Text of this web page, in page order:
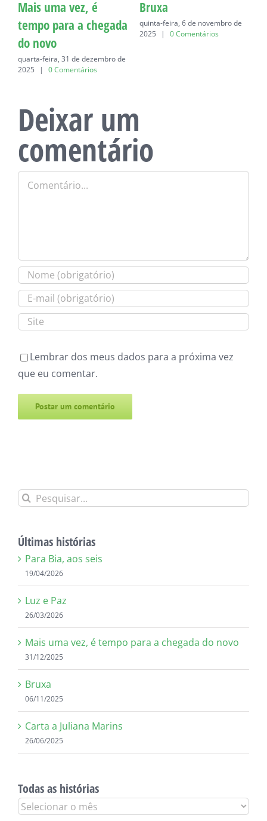
Mais uma vez, é
tempo para a chegada
do novo
quarta-feira, 31 de dezembro de
2025
| 0 Comentários
Bruxa
quinta-feira, 6 de novembro de
2025
| 0 Comentários
Deixar um
comentário
Comentário
Lembrar dos meus dados para a próxima vez
que eu comentar.
Buscar
Últimas histórias
Para Bia, aos seis
19/04/2026
Luz e Paz
26/03/2026
Mais uma vez, é tempo para a chegada do novo
31/12/2025
Bruxa
06/11/2025
Carta a Juliana Marins
26/06/2025
Todas as histórias
Todas